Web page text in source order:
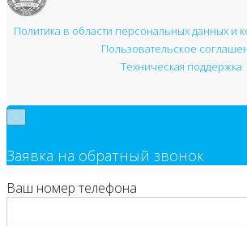
Политика в области персональных данных и
Пользовательское
Техническая поддержка
Заявка на обратный звонок
Ваш номер телефона